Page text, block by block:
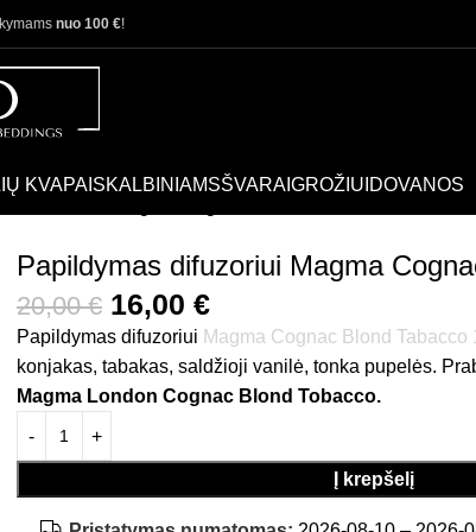
nuo 100 €!
KVAPAI SKALBINIAMSŠVARAI GROŽIUI DOVANOS
Papildymas difuzoriui Magma
20,00€ 16,00 €
Papildymas difuzoriui Magma Cognac Blond Tabacco
konjakas, tabakas, saldžioji vanilė, tonka pupelės.
Magma London Cognac Blond Tobacco.
Į krepšelį